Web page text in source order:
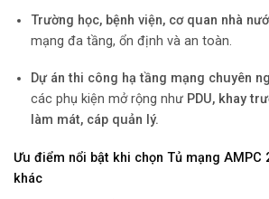
Trường học, bệnh viện, cơ quan nhà
mạng đa tầng, ổn định và an toàn.
Dự án thi công hạ tầng mạng chuyên
các phụ kiện mở rộng như PDU, khay
làm mát, cáp quản lý.
Ưu điểm nổi bật khi chọn Tủ mạng AMPC
khác